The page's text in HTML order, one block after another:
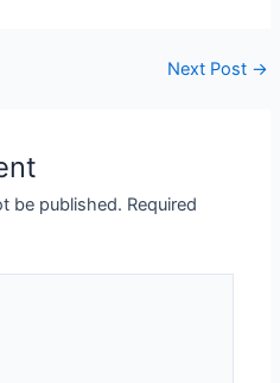
Next Post →
be published. Required